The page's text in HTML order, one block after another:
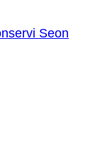
Seon